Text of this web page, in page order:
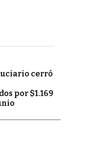
cerró
por $1.169